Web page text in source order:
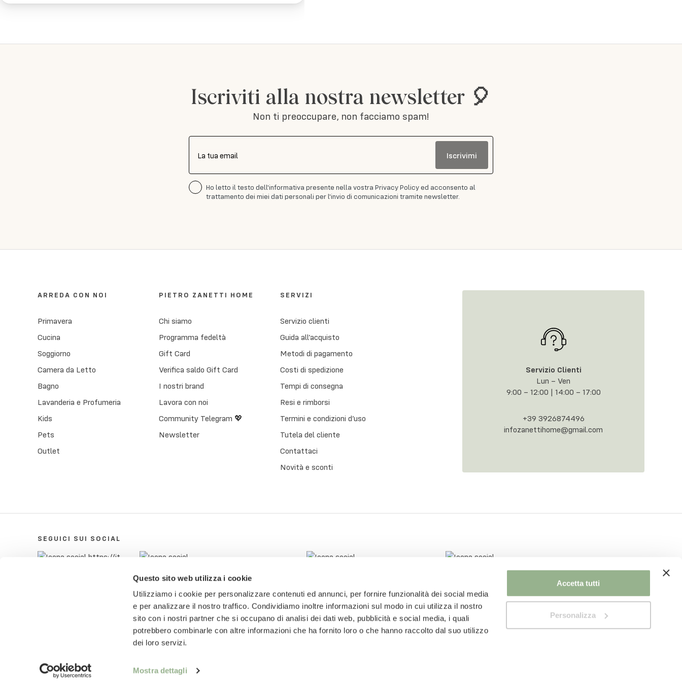
Questo sito web utilizza i cookie
Utilizziamo i cookie per personalizzare contenuti ed annunci, per fornire funzionalità dei social media
e per analizzare il nostro traffico. Condividiamo inoltre informazioni sul modo in cui utilizza il nostro
sito con i nostri partner che si occupano di analisi dei dati web, pubblicità e social media, i quali
potrebbero combinarle con altre informazioni che ha fornito loro o che hanno raccolto dal suo utilizzo
dei loro servizi.
Mostra dettagli
Accetta tutti
Personalizza
Iscriviti alla nostra newsletter 🎈
Non ti preoccupare, non facciamo spam!
La tua email Iscrivimi
Ho letto il testo dell'informativa presente nella vostra Privacy Policy ed acconsento al
trattamento dei miei dati personali per l'invio di comunicazioni tramite newsletter.
ARREDA CON NOI
Primavera
Cucina
Soggiorno
Camera da Letto
Bagno
Lavanderia e Profumeria
Kids
Pets
Outlet
PIETRO ZANETTI HOME
Chi siamo
Programma fedeltà
Gift Card
Verifica saldo Gift Card
I nostri brand
Lavora con noi
Community Telegram 💖
Newsletter
SERVIZI
Servizio clienti
Guida all’acquisto
Metodi di pagamento
Costi di spedizione
Tempi di consegna
Resi e rimborsi
Termini e condizioni d’uso
Tutela del cliente
Contattaci
Novità e sconti
Servizio Clienti
Lun – Ven
9:00 – 12:00 | 14:00 – 17:00
+39 3926874496
infozanettihome@gmail.com
SEGUICI SUI SOCIAL
© 2018-2025 Pietro Zanetti Home di Pietro Zanetti.